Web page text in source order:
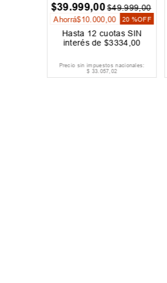
$39.999,00 $49.999,00
Ahorrá$10. 000, 00 20 %OFF
Hasta 12cuotas SIN
interés de $3334, 00
Precio sin impuestos nacionales:
$ 33.057,02